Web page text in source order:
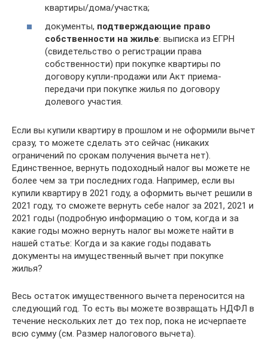
квартиры/дома/участка;
документы, подтверждающие право
собственности на жилье: выписка из ЕГРН
(свидетельство о регистрации права
собственности) при покупке квартиры по
договору купли-продажи или Акт приема-
передачи при покупке жилья по договору
долевого участия.
Если вы купили квартиру в прошлом и не оформили вычет
сразу, то можете сделать это сейчас (никаких
ограничений по срокам получения вычета нет).
Единственное, вернуть подоходный налог вы можете не
более чем за три последних года. Например, если вы
купили квартиру в 2021 году, а оформить вычет решили в
2021 году, то сможете вернуть себе налог за 2021, 2021 и
2021 годы (подробную информацию о том, когда и за
какие годы можно вернуть налог вы можете найти в
нашей статье: Когда и за какие годы подавать
документы на имущественный вычет при покупке
жилья?
Весь остаток имущественного вычета переносится на
следующий год. То есть вы можете возвращать НДФЛ в
течение нескольких лет до тех пор, пока не исчерпаете
всю сумму (см. Размер налогового вычета).